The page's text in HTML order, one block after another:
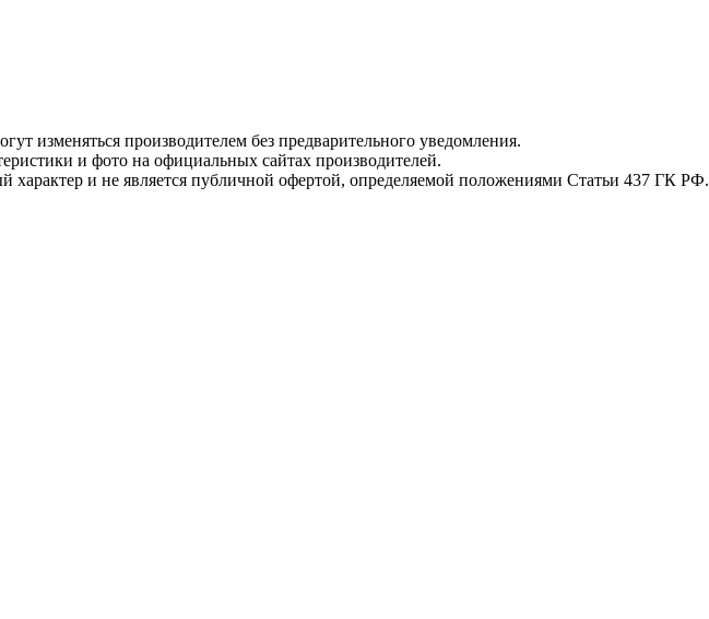
изменяться производителем без предварительного уведомления.
и фото на официальных сайтах производителей.
и не является публичной офертой, определяемой положениями Статьи 437 ГК РФ.